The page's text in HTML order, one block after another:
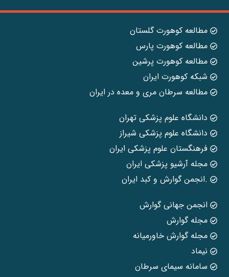
مطالعه کوهورت گلستان
مطالعه کوهورت پارس
مطالعه کوهورت پرشین
شبکه کوهورت ایران
مطالعه سرطان مری و معده در ایران
دانشگاه علوم پزشکی تهران
دانشگاه علوم پزشکی شیراز
فرهنگستان علوم پزشکی ایران
مجله آرشیو پزشکی ایران
.انجمن گوارش و کبد ایران
انجمن جهانی گوارش
مجله گوارش
مجله گوارش خاورمیانه
نیماد
سامانه سیمای سرطان